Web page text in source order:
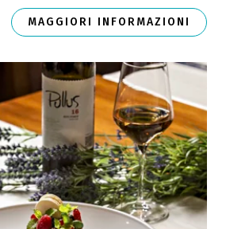
MAGGIORI INFORMAZIONI